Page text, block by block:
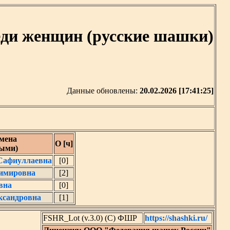
женщин (русские шашки)
Данные обновлены: 20.02.2026 [17:41:25]
О [ч]
[0]
[2]
[0]
[1]
FSHR_Lot (v.3.0) (C) ФШР
https://shashki.ru/